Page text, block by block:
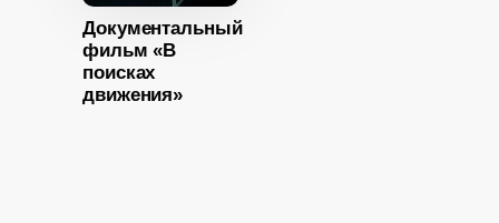
Документальный
фильм «В
поисках
движения»